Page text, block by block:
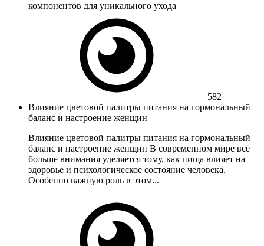
компонентов для уникального ухода
582
Влияние цветовой палитры питания на гормональный
баланс и настроение женщин
Влияние цветовой палитры питания на гормональный
баланс и настроение женщин В современном мире всё
больше внимания уделяется тому, как пища влияет на
здоровье и психологическое состояние человека.
Особенно важную роль в этом...